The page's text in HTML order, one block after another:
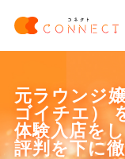
元ラウンジ
ゴイチエ）
体験入店を
評判を下に